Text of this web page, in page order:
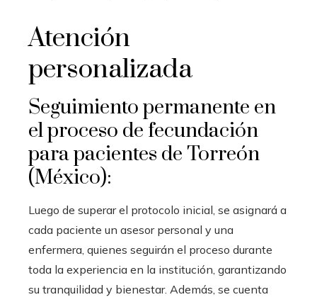
Atención
personalizada
Seguimiento permanente en
el proceso de fecundación
para pacientes de Torreón
(México):
Luego de superar el protocolo inicial, se asignará a
cada paciente un asesor personal y una
enfermera, quienes seguirán el proceso durante
toda la experiencia en la institución, garantizando
su tranquilidad y bienestar. Además, se cuenta